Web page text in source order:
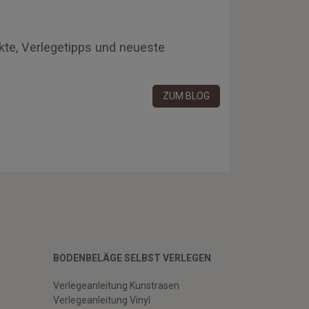
Verlegetipps und neueste
ZUM BLOG
BODENBELÄGE SELBST VERLEGEN
Verlegeanleitung Kunstrasen
Verlegeanleitung Vinyl